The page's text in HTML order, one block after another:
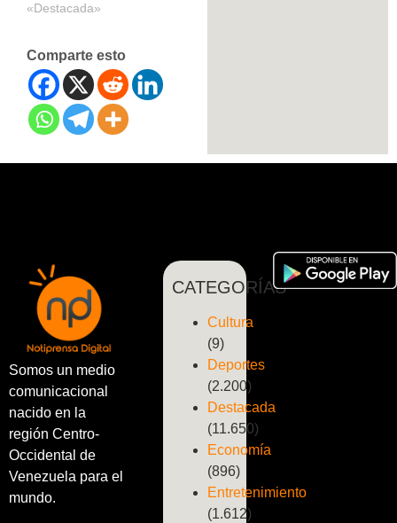
«Destacada»
Comparte esto
Somos un medio
comunicacional
nacido en la
región Centro-
Occidental de
Venezuela para el
mundo.
CATEGORÍAS
Cultura
(9)
Deportes
(2.200)
Destacada
(11.650)
Economía
(896)
Entretenimiento
(1.612)